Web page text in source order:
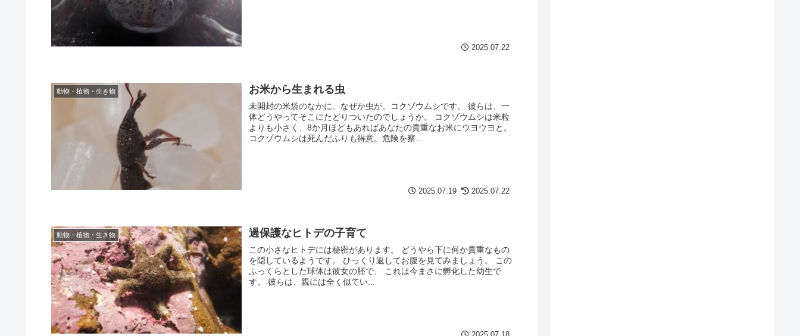
2025.07.22
動物・植物・生き物 お米から生まれる虫
未開封の米袋のなかに、なぜか虫が。コクゾウムシです。 彼らは、一
体どうやってそこにたどりついたのでしょうか。 コクゾウムシは米粒
よりも小さく、8か月ほどもあればあなたの貴重なお米にウヨウヨと。
コクゾウムシは死んだふりも得意。危険を察...
2025.07.19 2025.07.22
動物・植物・生き物 過保護なヒトデの子育て
この小さなヒトデには秘密があります。 どうやら下に何か貴重なもの
を隠しているようです。 ひっくり返してお腹を見てみましょう。 この
ふっくらとした球体は彼女の胚で、 これは今まさに孵化した幼生で
す。 彼らは、親には全く似てい...